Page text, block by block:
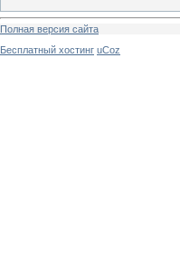
Полная версия сайта
Бесплатный хостинг uCoz